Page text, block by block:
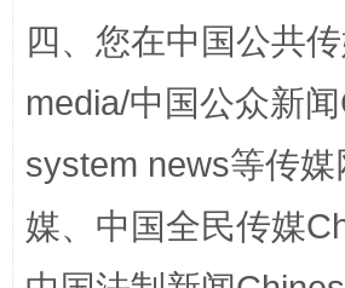
网上购药对药下症？
四、您在中国公共
media/中国公众新
system news等传
媒、中国全民传媒